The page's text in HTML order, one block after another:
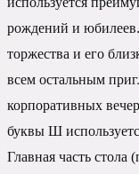
рождений и
торжества и его
всем остальным
корпоративных
буквы Ш
Главная часть стола